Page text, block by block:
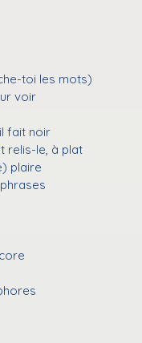
toi les mots)
voir
fait noir
relis-le, à plat
plaire